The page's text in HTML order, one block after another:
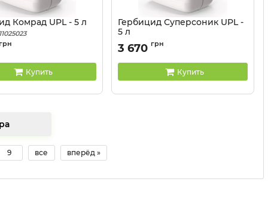
Комрад UPL - 5 л
11025023
грн
Купить
Гербицид Суперсоник UPL -
5 л
Артикул: 11025021
3 670 грн
Купить
9 все вперёд »